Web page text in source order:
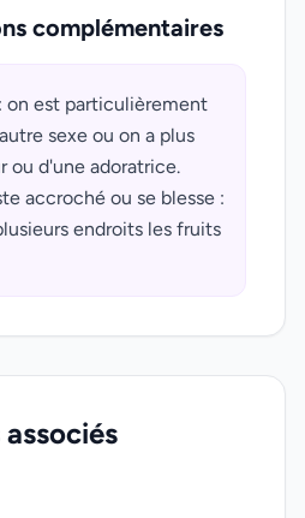
complémentaires
on est particulièrement
sexe ou on a plus
ou d'une adoratrice.
accroché ou se blesse :
endroits les fruits